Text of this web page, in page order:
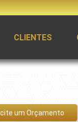
CLIENTES
um Orçamento